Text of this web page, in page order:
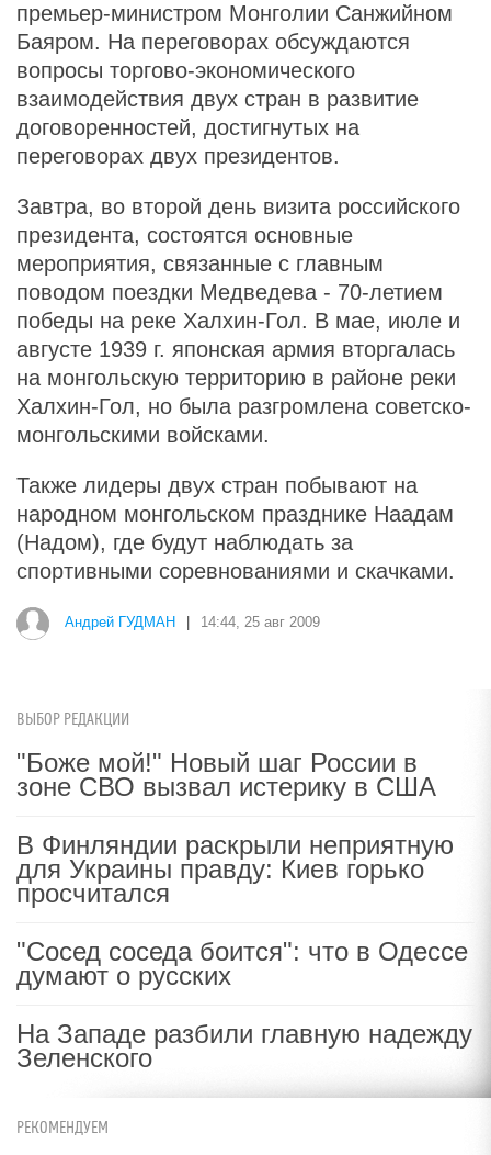
премьер-министром Монголии Санжийном
Баяром. На переговорах обсуждаются
вопросы торгово-экономического
взаимодействия двух стран в развитие
договоренностей, достигнутых на
переговорах двух президентов.
Завтра, во второй день визита российского
президента, состоятся основные
мероприятия, связанные с главным
поводом поездки Медведева - 70-летием
победы на реке Халхин-Гол. В мае, июле и
августе 1939 г. японская армия вторгалась
на монгольскую территорию в районе реки
Халхин-Гол, но была разгромлена советско-
монгольскими войсками.
Также лидеры двух стран побывают на
народном монгольском празднике Наадам
(Надом), где будут наблюдать за
спортивными соревнованиями и скачками.
Андрей ГУДМАН 14:44, 25 авг 2009
ВЫБОР РЕДАКЦИИ
"Боже мой!" Новый шаг России в
зоне СВО вызвал истерику в США
В Финляндии раскрыли неприятную
для Украины правду: Киев горько
просчитался
"Сосед соседа боится": что в Одессе
думают о русских
На Западе разбили главную надежду
Зеленского
РЕКОМЕНДУЕМ